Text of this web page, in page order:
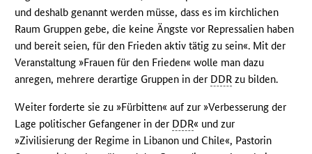
und deshalb genannt werden müsse, dass es im kirchlichen
Raum Gruppen gebe, die keine Ängste vor Repressalien haben
und bereit seien, für den Frieden aktiv tätig zu sein«. Mit der
Veranstaltung »Frauen für den Frieden« wolle man dazu
anregen, mehrere derartige Gruppen in der DDR zu bilden.
Weiter forderte sie zu »Fürbitten« auf zur »Verbesserung der
Lage politischer Gefangener in der DDR« und zur
»Zivilisierung der Regime in Libanon und Chile«, Pastorin